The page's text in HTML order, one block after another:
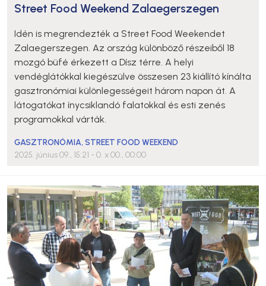
Street Food Weekend Zalaegerszegen
Idén is megrendezték a Street Food Weekendet
Zalaegerszegen. Az ország különböző részeiből 18
mozgó büfé érkezett a Dísz térre. A helyi
vendéglátókkal kiegészülve összesen 23 kiállító kínálta
gasztronómiai különlegességeit három napon át. A
látogatókat ínycsiklandó falatokkal és esti zenés
programokkal várták.
GASZTRONÓMIA,STREET FOOD WEEKEND
2025. június 09., 15:21 - 0. x 00., 00:00